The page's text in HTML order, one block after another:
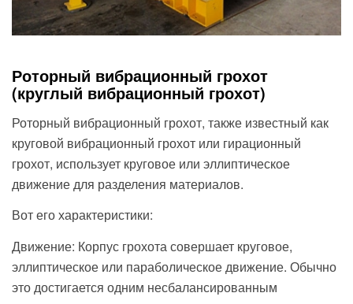
Роторный вибрационный грохот
(круглый вибрационный грохот)
Роторный вибрационный грохот, также известный как
круговой вибрационный грохот или гирационный
грохот, использует круговое или эллиптическое
движение для разделения материалов.
Вот его характеристики:
Движение: Корпус грохота совершает круговое,
эллиптическое или параболическое движение. Обычно
это достигается одним несбалансированным